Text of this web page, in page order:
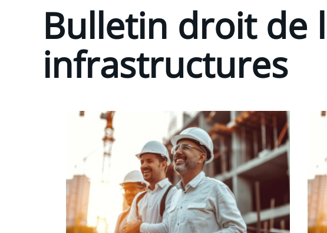
Bulletin droit de
infrastructures